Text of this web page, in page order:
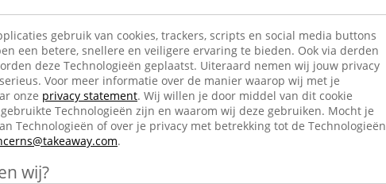
gebruik van cookies, trackers, scripts en social media buttons
een betere, snellere en veiligere ervaring te bieden. Ook via derden
deze Technologieën geplaatst. Uiteraard nemen wij jouw privacy
Voor meer informatie over de manier waarop wij met je
onze privacy statement. Wij willen je door middel van dit cookie
Technologieën zijn en waarom wij deze gebruiken. Mocht je
Technologieën of over je privacy met betrekking tot de Technologieën
.
wij?